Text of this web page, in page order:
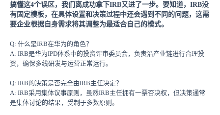
搞懂这4个误区，我们离成功拿下IRB又进了一步。要知道，IRB没
有固定模板，在具体设置和决策过程中还会遇到不同的问题，这需
要企业根据自身需求将其调整为最适合自己的模式。
Q: 什么是IRB在华为的角色？
A: IRB是华为IPD体系中的投资评审委员会，负责沿产业链进行合理投
资，确保多线研发与运营正常运行。
Q: IRB的决策是否完全由IRB主任决定？
A: IRB采用集体议事原则，虽然IRB主任拥有一票否决权，但决策通常
是集体讨论的结果，受制于多数原则。